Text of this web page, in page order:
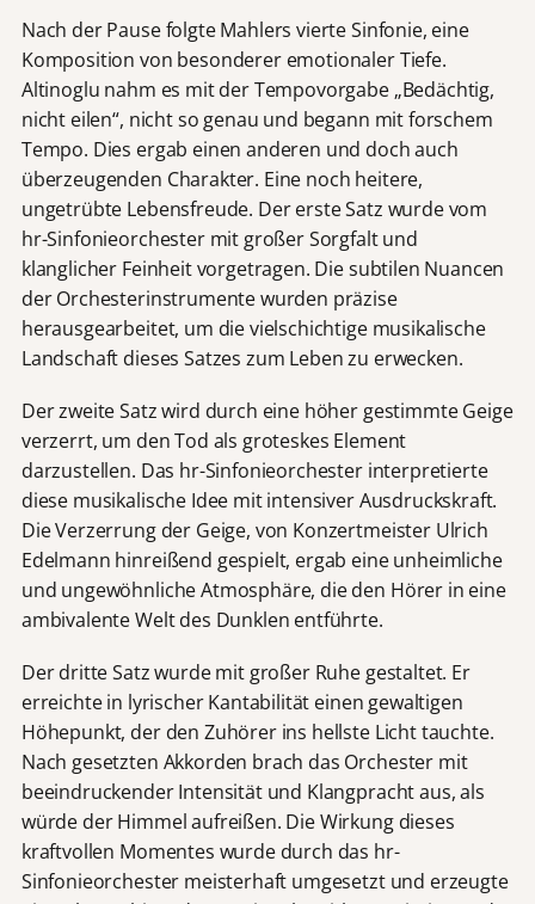
Nach der Pause folgte Mahlers vierte Sinfonie, eine
Komposition von besonderer emotionaler Tiefe.
Altinoglu nahm es mit der Tempovorgabe „Bedächtig,
nicht eilen“, nicht so genau und begann mit forschem
Tempo. Dies ergab einen anderen und doch auch
überzeugenden Charakter. Eine noch heitere,
ungetrübte Lebensfreude. Der erste Satz wurde vom
hr-Sinfonieorchester mit großer Sorgfalt und
klanglicher Feinheit vorgetragen. Die subtilen Nuancen
der Orchesterinstrumente wurden präzise
herausgearbeitet, um die vielschichtige musikalische
Landschaft dieses Satzes zum Leben zu erwecken.
Der zweite Satz wird durch eine höher gestimmte Geige
verzerrt, um den Tod als groteskes Element
darzustellen. Das hr-Sinfonieorchester interpretierte
diese musikalische Idee mit intensiver Ausdruckskraft.
Die Verzerrung der Geige, von Konzertmeister Ulrich
Edelmann hinreißend gespielt, ergab eine unheimliche
und ungewöhnliche Atmosphäre, die den Hörer in eine
ambivalente Welt des Dunklen entführte.
Der dritte Satz wurde mit großer Ruhe gestaltet. Er
erreichte in lyrischer Kantabilität einen gewaltigen
Höhepunkt, der den Zuhörer ins hellste Licht tauchte.
Nach gesetzten Akkorden brach das Orchester mit
beeindruckender Intensität und Klangpracht aus, als
würde der Himmel aufreißen. Die Wirkung dieses
kraftvollen Momentes wurde durch das hr-
Sinfonieorchester meisterhaft umgesetzt und erzeugte